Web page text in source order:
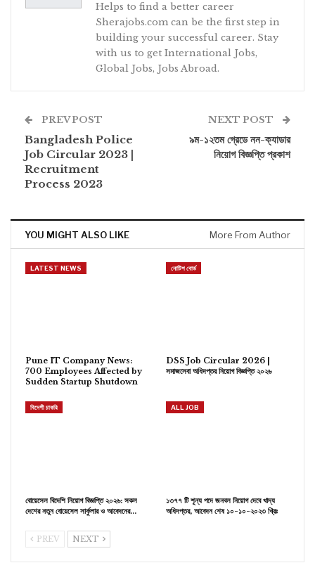
Helps to find a better career
Sherajobs.com can be the first step in
building your successful career. Stay
with us to get International Jobs,
Global Jobs, Jobs Abroad.
PREV POST
Bangladesh Police
Job Circular 2023 |
Recruitment
Process 2023
NEXT POST
৯ম-১২তম গ্রেডে নন-ক্যাডার
নিয়োগ বিজ্ঞপ্তি প্রকাশ
YOU MIGHT ALSO LIKE More From Author
LATEST NEWS
Pune IT Company News:
700 Employees Affected by
Sudden Startup Shutdown
নোটিশ বোর্ড
DSS Job Circular 2026 |
সমাজসেবা অধিদপ্তর নিয়োগ বিজ্ঞপ্তি ২০২৬
বিদেশী চাকরি
বোয়েসেল বিদেশি নিয়োগ বিজ্ঞপ্তি ২০২৬: সকল
দেশের নতুন বোয়েসেল সার্কুলার ও আবেদনের…
ALL JOB
১৩৭৭ টি শূন্য পদে জনবল নিয়োগ দেবে খাদ্য
অধিদপ্তর, আবেদন শেষ ১০-১০-২০২৩ খ্রিঃ
PREV NEXT